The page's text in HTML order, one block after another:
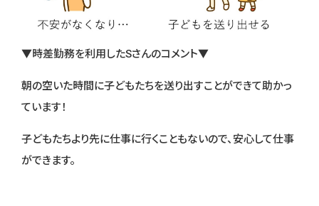
▼時差勤務を利用したSさんのコメント▼
朝の空いた時間に子どもたちを送り出すことができて助かっ
ています！
子どもたちより先に仕事に行くこともないので、安心して仕事
ができます。